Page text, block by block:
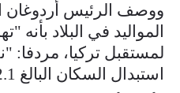
ووصف الرئيس أردوغان
المواليد في البلاد بأنه
لمستقبل تركيا،
استبدال السكان البالغ 2.1".